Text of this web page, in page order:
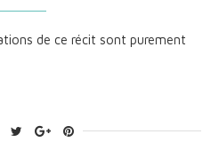
de ce récit sont purement